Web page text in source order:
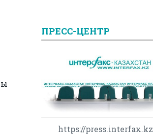
ПРЕСС-ЦЕНТР
https://press.interfax.kz